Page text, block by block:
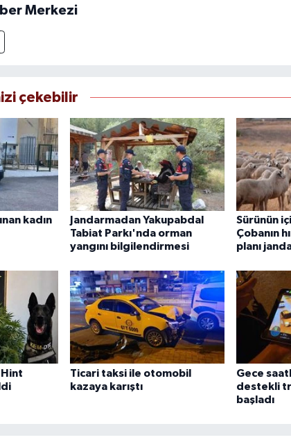
Merkezi
çekebilir
kadın
Jandarmadan Yakupabdal
Tabiat Parkı'nda orman
yangını bilgilendirmesi
Sürünün
Çobanın
planı
Ticari taksi ile otomobil
kazaya karıştı
Gece
destekli
başladı